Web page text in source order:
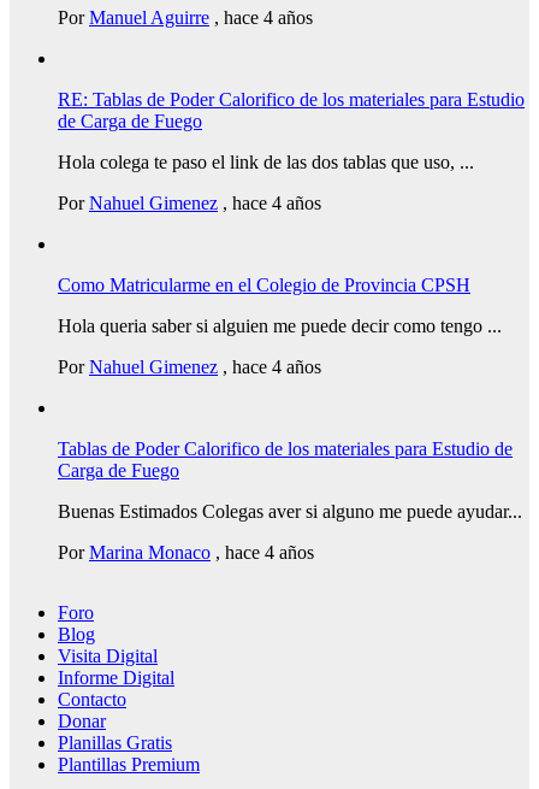
PorManuel Aguirre , hace 4 años
RE: Tablas de Poder Calorifico de los materiales para Estudio
de Carga de Fuego
Hola colega te paso el link de las dos tablas que uso, ...
PorNahuel Gimenez , hace 4 años
Como Matricularme en el Colegio de Provincia CPSH
Hola queria saber si alguien me puede decir como tengo ...
PorNahuel Gimenez , hace 4 años
Tablas de Poder Calorifico de los materiales para Estudio de
Carga de Fuego
Buenas Estimados Colegas aver si alguno me puede ayudar...
PorMarina Monaco , hace 4 años
Foro
Blog
Visita Digital
Informe Digital
Contacto
Donar
Planillas Gratis
Plantillas Premium